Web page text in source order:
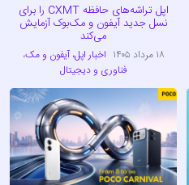
اپل تراشه‌های حافظه CXMT را برای
نسل جدید آیفون و مک‌بوک آزمایش
می‌کند
۱۸ مرداد ۱۴۰۵ اخبار اپل، آیفون و مک،
فناوری و دیجیتال